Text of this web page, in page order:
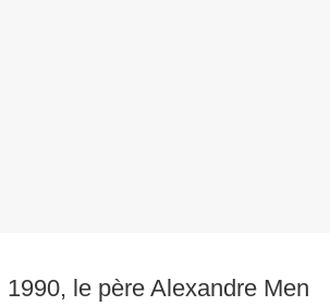
le père Alexandre Men